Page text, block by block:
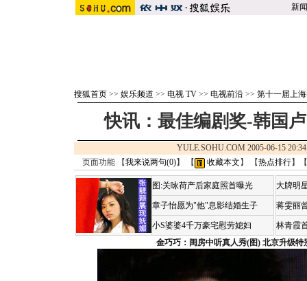
新闻
搜狐首页 >> 娱乐频道 >> 电视 TV >> 电视前沿 >> 第十一届上
快讯：最佳编剧奖-韩国
YULE.SOHU.COM 2005-06-15
页面功能 【我来说两句(0)】 【 收藏本文 】 【热点排行】【
图:关咏荷产后家庭照首曝光
章子怡愿为"他"息影结婚生子
小S婆婆4千万豪宅慰劳媳妇
大牌明
蒋雯丽
林青霞
金巧巧：闺房中听真人秀(图) 北京升级特